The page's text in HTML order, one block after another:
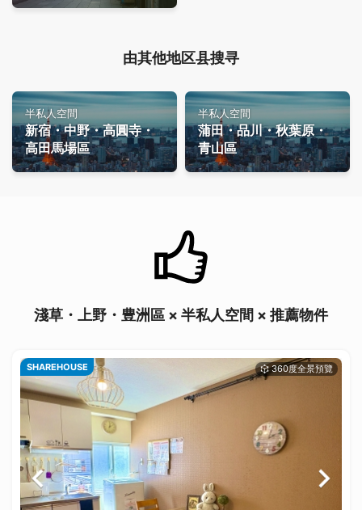
由其他地区县搜寻
半私人空間
新宿・中野・高圓寺・
高田馬場區
半私人空間
蒲田・品川・秋葉原・
青山區
淺草・上野・豊洲區 × 半私人空間 × 推薦物件
SHAREHOUSE